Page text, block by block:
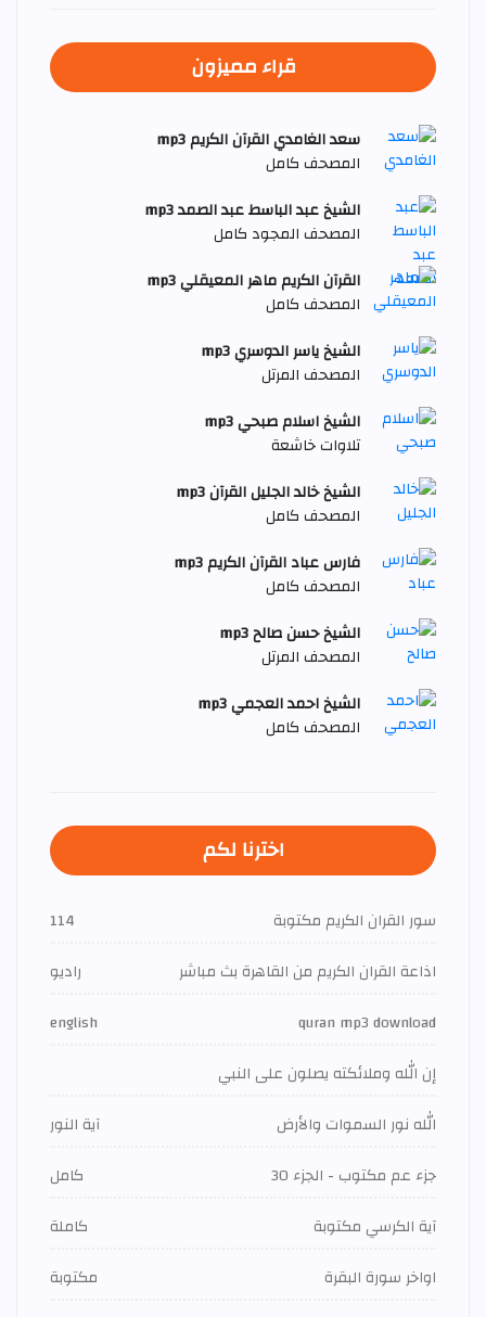
قراء مميزون
سعد الغامدي القرآن الكريم mp3
المصحف كامل
الشيخ عبد الباسط عبد الصمد mp3
المصحف المجود كامل
القرآن الكريم ماهر المعيقلي mp3
المصحف كامل
الشيخ ياسر الدوسري mp3
المصحف المرتل
الشيخ اسلام صبحي mp3
تلاوات خاشعة
الشيخ خالد الجليل القرآن mp3
المصحف كامل
فارس عباد القرآن الكريم mp3
المصحف كامل
الشيخ حسن صالح mp3
المصحف المرتل
الشيخ احمد العجمي mp3
المصحف كامل
اخترنا لكم
سور القران الكريم مكتوبة
114
اذاعة القران الكريم من القاهرة بث مباشر
راديو
quran mp3 download
english
إن الله وملائكته يصلون على النبي
الله نور السموات والأرض
آية النور
جزء عم مكتوب - الجزء 30
كامل
آية الكرسي مكتوبة
كاملة
اواخر سورة البقرة
مكتوبة